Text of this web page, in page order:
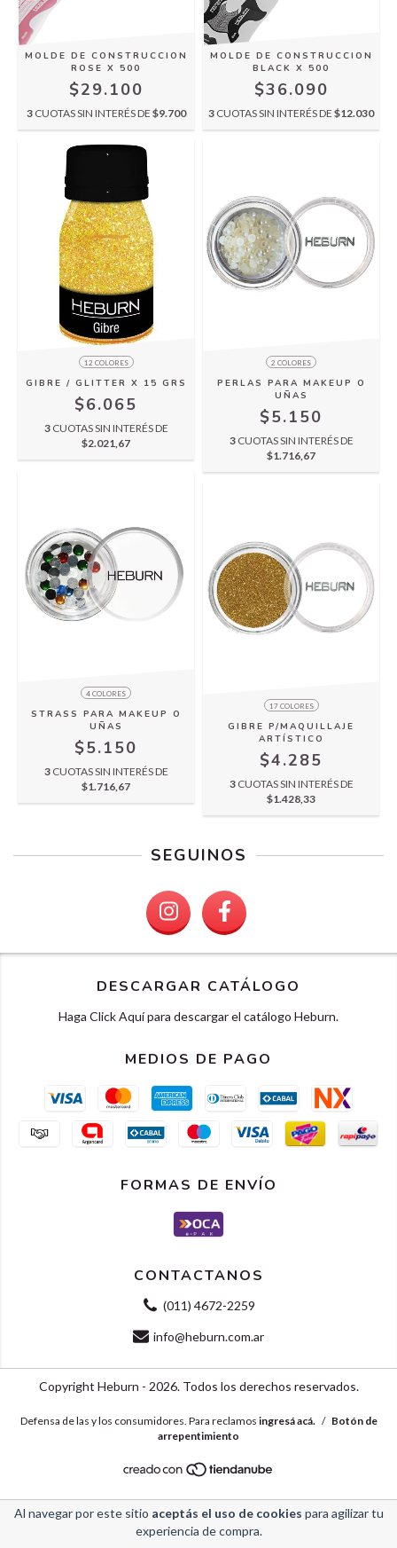
Al navegar por este sitio aceptás el uso de cookies para agilizar tu
experiencia de compra.
MOLDE DE CONSTRUCCION
ROSE X 500
$29.100
3 CUOTAS SIN INTERÉS DE $9.700
MOLDE DE CONSTRUCCION
BLACK X 500
$36.090
3 CUOTAS SIN INTERÉS DE $12.030
12 COLORES
GIBRE / GLITTER X 15 GRS
$6.065
3 CUOTAS SIN INTERÉS DE
$2.021,67
2 COLORES
PERLAS PARA MAKEUP O
UÑAS
$5.150
3 CUOTAS SIN INTERÉS DE
$1.716,67
4 COLORES
STRASS PARA MAKEUP O
UÑAS
$5.150
3 CUOTAS SIN INTERÉS DE
$1.716,67
17 COLORES
GIBRE P/MAQUILLAJE
ARTÍSTICO
$4.285
3 CUOTAS SIN INTERÉS DE
$1.428,33
SEGUINOS
DESCARGAR CATÁLOGO
Haga Click Aquí para descargar el catálogo Heburn.
MEDIOS DE PAGO
FORMAS DE ENVÍO
CONTACTANOS
(011) 4672-2259
info@heburn.com.ar
Copyright Heburn - 2026. Todos los derechos reservados.
Defensa de las y los consumidores. Para reclamos ingresá acá. / Botón de
arrepentimiento